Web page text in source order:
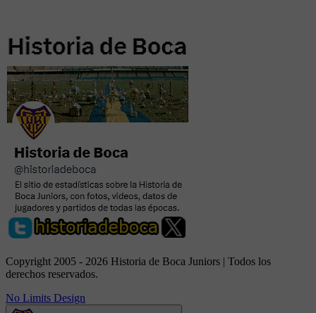
Copyright 2005 - 2026 Historia de Boca Juniors | Todos los
derechos reservados.
No Limits Design